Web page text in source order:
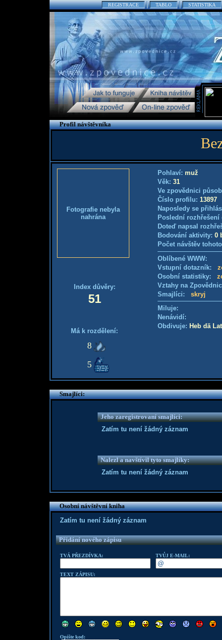
REGISTRACE TABLO STATISTIKA
Profil návštěvníka
Fotografie nebyla
nahrána
Index důvěry:
51
Má k rozdělení:
8
5
Pohlaví: muž
Věk: 31
Ve zpovědnici
Číslo profilu: 13897
Naposledy se
Poslední
Doteď napsal
Bodování aktivity: 0
Počet návštěv
Oblíbené WWW:
Vstupní dotazník:
Osobní statistiky:
Vztahy na
Smajlíci: skryj
Miluje:
Nenávidí:
Obdivuje: Heb dä
Smajlíci:
Jeho zaregistrovaní smajlíci:
Zatím tu není žádný záznam
Nalezl a navštívil tyto smajlíky:
Zatím tu není žádný záznam
Osobní návštěvní kniha
Zatím tu není žádný záznam
Přidání nového zápisu
TVÁ PŘEZDÍVKA: TVŮJ E-MAIL:
TEXT ZÁPISU:
Opište kod: